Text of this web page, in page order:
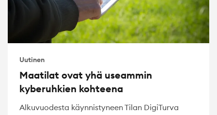
Uutinen
Maatilat ovat yhä useammin
kyberuhkien kohteena
Alkuvuodesta käynnistyneen Tilan DigiTurva